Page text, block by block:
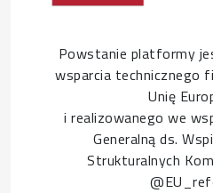
Powstanie platformy
wsparcia technicznego
Unię
i realizowanego we
Generalną ds.
Strukturalnych